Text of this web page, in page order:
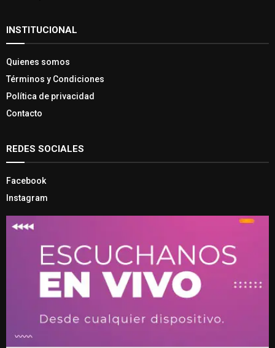
INSTITUCIONAL
Quienes somos
Términos y Condiciones
Política de privacidad
Contacto
REDES SOCIALES
Facebook
Instagram